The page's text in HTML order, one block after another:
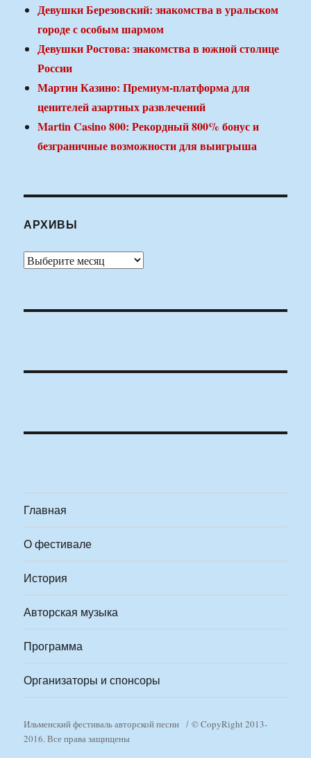
Девушки Березовский: знакомства в уральском
городе с особым шармом
Девушки Ростова: знакомства в южной столице
России
Мартин Казино: Премиум-платформа для
ценителей азартных развлечений
Martin Casino 800: Рекордный 800% бонус и
безграничные возможности для выигрыша
АРХИВЫ
Архивы
Главная
О фестивале
История
Авторская музыка
Программа
Организаторы и спонсоры
Ильменский фестиваль авторской песни
© CopyRight 2013-
2016. Все права защищены